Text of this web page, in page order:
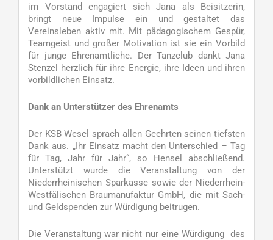
im Vorstand engagiert sich Jana als Beisitzerin,
bringt neue Impulse ein und gestaltet das
Vereinsleben aktiv mit. Mit pädagogischem Gespür,
Teamgeist und großer Motivation ist sie ein Vorbild
für junge Ehrenamtliche. Der Tanzclub dankt Jana
Stenzel herzlich für ihre Energie, ihre Ideen und ihren
vorbildlichen Einsatz.
Dank an Unterstützer des Ehrenamts
Der KSB Wesel sprach allen Geehrten seinen tiefsten
Dank aus. „Ihr Einsatz macht den Unterschied – Tag
für Tag, Jahr für Jahr“, so Hensel abschließend.
Unterstützt wurde die Veranstaltung von der
Niederrheinischen Sparkasse sowie der Niederrhein-
Westfälischen Braumanufaktur GmbH, die mit Sach-
und Geldspenden zur Würdigung beitrugen.
Die Veranstaltung war nicht nur eine Würdigung des